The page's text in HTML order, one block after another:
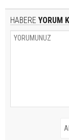
HABERE YORUM